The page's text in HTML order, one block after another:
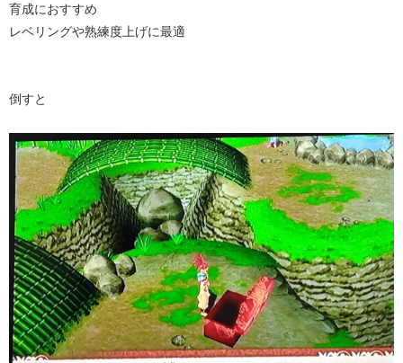
育成におすすめ
レベリングや熟練度上げに最適
倒すと